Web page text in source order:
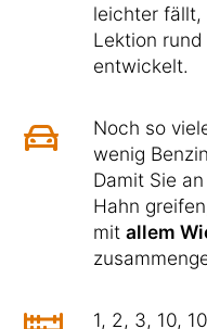
leichter fällt,
Lektion
entwickelt.
Noch so
wenig
Damit Sie
Hahn
mit allem
1, 2, 3, 10,